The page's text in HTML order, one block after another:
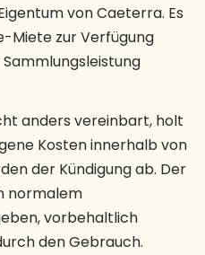
von Caeterra. Es
Miete zur Verfügung
anders vereinbart, holt
Kosten innerhalb von
der Kündigung ab. Der
normalem
vorbehaltlich
den Gebrauch.